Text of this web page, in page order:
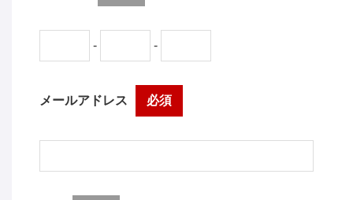
- -
メールアドレス 必須